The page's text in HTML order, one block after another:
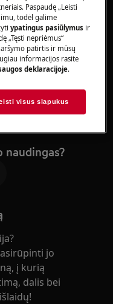
priežiūros
pranešimas F1
techninės
naudingas?
jo
į kurią
dalis bei
Paspaudę „Leisti
todėl galime
ypatingus pasiūlymus ir
„Tęsti nepriėmus“
patirtis ir mūsų
informacijos rasite
deklaracijoje.
visus slapukus